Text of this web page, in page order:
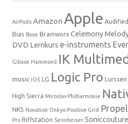
AirPods Amazon Apple Audified
Bias Bose Brainworx Celemony
DVD Lernkurs e-instruments
Gibson Hammond IK
music iOS LG Logic Pro
High Sierra Miroslav Philharmonie
NKS Novation Onkyo Positive Grid
Pro Riffstation Sennheiser Soniccouture